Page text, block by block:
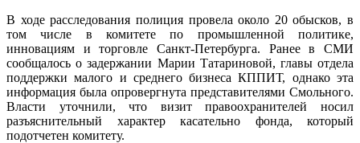
В ходе расследования полиция провела около 20 обысков, в
том числе в комитете по промышленной политике,
инновациям и торговле Санкт-Петербурга. Ранее в СМИ
сообщалось о задержании Марии Татариновой, главы отдела
поддержки малого и среднего бизнеса КППИТ, однако эта
информация была опровергнута представителями Смольного.
Власти уточнили, что визит правоохранителей носил
разъяснительный характер касательно фонда, который
подотчетен комитету.